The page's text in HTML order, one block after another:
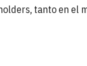
tanto en el